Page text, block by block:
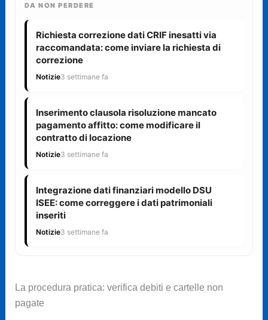
DA NON PERDERE
Richiesta correzione dati CRIF inesatti via
raccomandata: come inviare la richiesta di
correzione
Notizie3 settimane fa
Inserimento clausola risoluzione mancato
pagamento affitto: come modificare il
contratto di locazione
Notizie3 settimane fa
Integrazione dati finanziari modello DSU
ISEE: come correggere i dati patrimoniali
inseriti
Notizie3 settimane fa
La procedura pratica: verifica debiti e cartelle non
pagate